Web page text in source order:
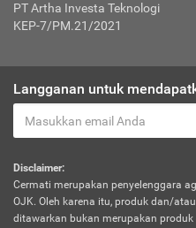
PT Artha Investa Teknologi
KEP-7/PM.21/2021
Langganan untuk
Disclaimer:
Cermati merupakan penyelenggara
OJK. Oleh karena itu, produk dan/
ditawarkan bukan merupakan